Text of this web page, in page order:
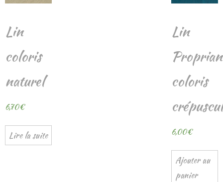
Lin
coloris
naturel
6,70€
Lire la suite
Lin
coloris
6,00€
Ajouter au
panier